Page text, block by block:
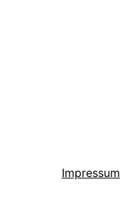
Impressum